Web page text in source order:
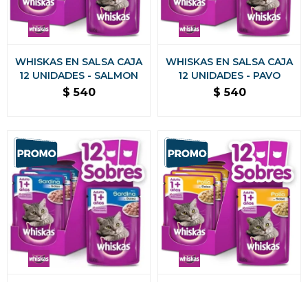
WHISKAS EN SALSA CAJA
12 UNIDADES - SALMON
$ 540
WHISKAS EN SALSA CAJA
12 UNIDADES - PAVO
$ 540